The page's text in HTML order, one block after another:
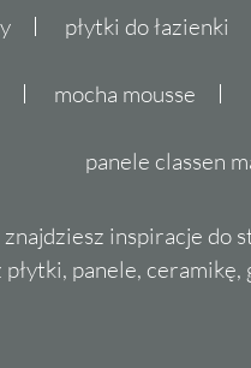
płytki do łazienki
mocha mousse
panele classen
inspiracje do
płytki, panele,